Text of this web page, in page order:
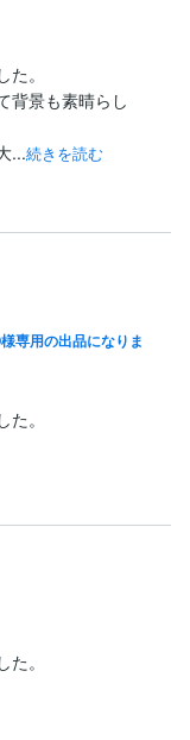
。
背景も素晴らし
...続きを読む
専用の出品になりま
。
。